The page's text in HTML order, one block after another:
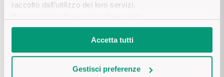
raccolto dall’utilizzo dei loro servizi.
Accetta tutti
Gestisci preferenze
Quanto dura una bottiglia di vino aperta?
apprezzarlo correttamente sia per evitare di buttare bottiglie
che, con qualche attenzione, possono essere ancora godute.